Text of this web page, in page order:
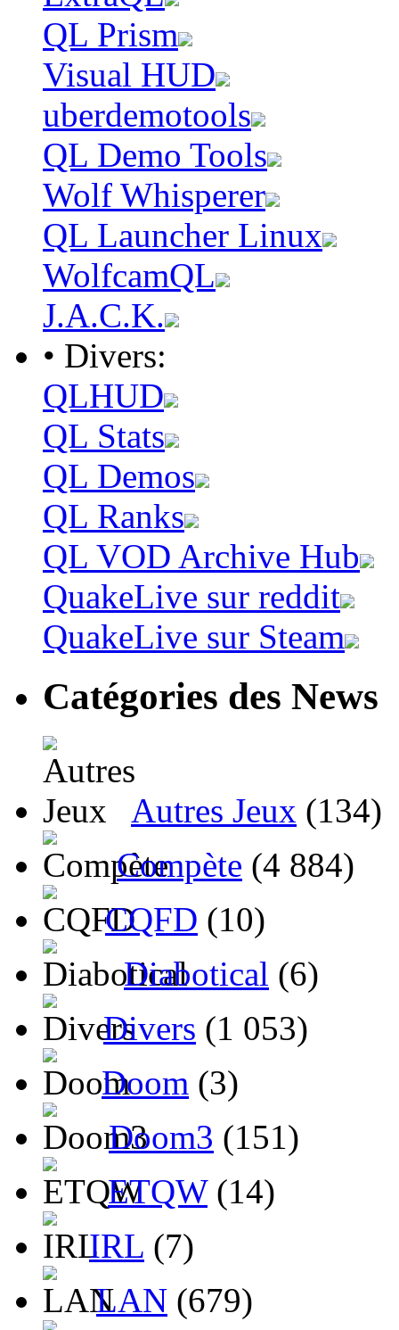
QL Prism
Visual HUD
uberdemotools
QL Demo Tools
Wolf Whisperer
QL Launcher Linux
WolfcamQL
J.A.C.K.
• Divers:
QLHUD
QL Stats
QL Demos
QL Ranks
QL VOD Archive Hub
QuakeLive sur reddit
QuakeLive sur Steam
Catégories des News
Autres Jeux (134)
Compète (4 884)
CQFD (10)
Diabotical (6)
Divers (1 053)
Doom (3)
Doom3 (151)
ETQW(14)
IRL (7)
LAN (679)